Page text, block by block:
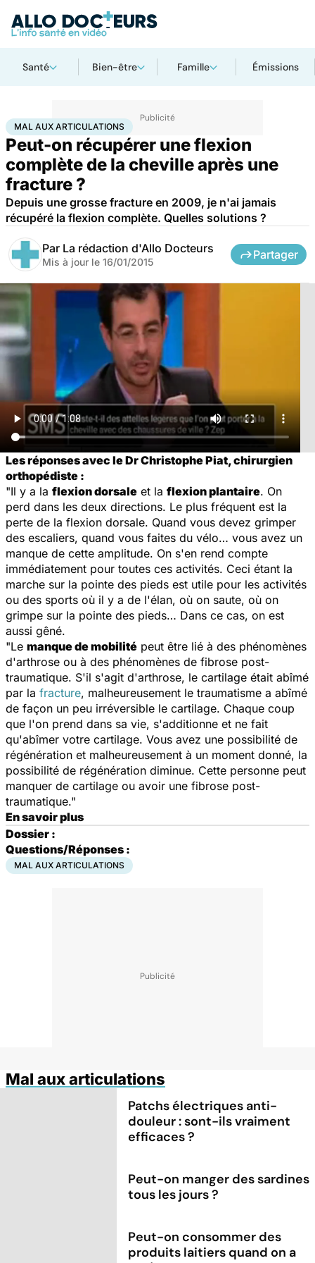
Santé Bien-être Famille Émissions
AccueilSantéMaladiesMal aux articulations
MAL AUX ARTICULATIONS
Peut-on récupérer une flexion
complète de la cheville après une
fracture ?
Depuis une grosse fracture en 2009, je n'ai jamais
récupéré la flexion complète. Quelles solutions ?
Par La rédaction d'Allo Docteurs
Mis à jour le 16/01/2015
Partager
Les réponses avec le Dr Christophe Piat, chirurgien
orthopédiste :
"Il y a la flexion dorsale et la flexion plantaire. On
perd dans les deux directions. Le plus fréquent est la
perte de la flexion dorsale. Quand vous devez grimper
des escaliers, quand vous faites du vélo… vous avez un
manque de cette amplitude. On s'en rend compte
immédiatement pour toutes ces activités. Ceci étant la
marche sur la pointe des pieds est utile pour les activités
ou des sports où il y a de l'élan, où on saute, où on
grimpe sur la pointe des pieds… Dans ce cas, on est
aussi gêné.
"Le manque de mobilité peut être lié à des phénomènes
d'arthrose ou à des phénomènes de fibrose post-
traumatique. S'il s'agit d'arthrose, le cartilage était abîmé
par la fracture, malheureusement le traumatisme a abîmé
de façon un peu irréversible le cartilage. Chaque coup
que l'on prend dans sa vie, s'additionne et ne fait
qu'abîmer votre cartilage. Vous avez une possibilité de
régénération et malheureusement à un moment donné, la
possibilité de régénération diminue. Cette personne peut
manquer de cartilage ou avoir une fibrose post-
traumatique."
En savoir plus
Dossier :
Questions/Réponses :
MAL AUX ARTICULATIONS
Mal aux articulations
Patchs électriques anti-
douleur : sont-ils vraiment
efficaces ?
Peut-on manger des sardines
tous les jours ?
Peut-on consommer des
produits laitiers quand on a